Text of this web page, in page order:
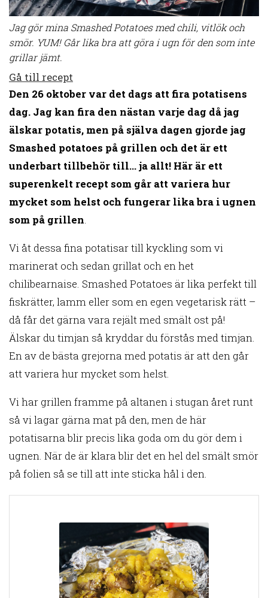
Jag gör mina Smashed Potatoes med chili, vitlök och
smör. YUM! Går lika bra att göra i ugn för den som inte
grillar jämt.
Gå till recept
Den 26 oktober var det dags att fira potatisens
dag. Jag kan fira den nästan varje dag då jag
älskar potatis, men på själva dagen gjorde jag
Smashed potatoes på grillen och det är ett
underbart tillbehör till… ja allt! Här är ett
superenkelt recept som går att variera hur
mycket som helst och fungerar lika bra i ugnen
som på grillen.
Vi åt dessa fina potatisar till kyckling som vi
marinerat och sedan grillat och en het
chilibearnaise. Smashed Potatoes är lika perfekt till
fiskrätter, lamm eller som en egen vegetarisk rätt –
då får det gärna vara rejält med smält ost på!
Älskar du timjan så kryddar du förstås med timjan.
En av de bästa grejorna med potatis är att den går
att variera hur mycket som helst.
Vi har grillen framme på altanen i stugan året runt
så vi lagar gärna mat på den, men de här
potatisarna blir precis lika goda om du gör dem i
ugnen. När de är klara blir det en hel del smält smör
på folien så se till att inte sticka hål i den.